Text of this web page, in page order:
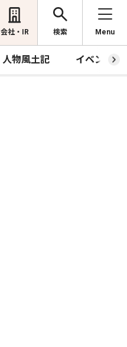
会社・IR 検索 Menu
人物風土記 イベント